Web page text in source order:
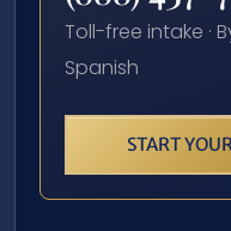
Toll-free intake ·
Spanish
START